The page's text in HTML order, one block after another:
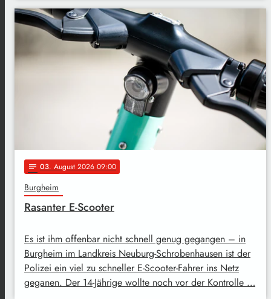
notes 03. August 2026 09:00
Burgheim
Rasanter E-Scooter
Es ist ihm offenbar nicht schnell genug gegangen – in
Burgheim im Landkreis Neuburg-Schrobenhausen ist der
Polizei ein viel zu schneller E-Scooter-Fahrer ins Netz
geganen. Der 14-Jährige wollte noch vor der Kontrolle …